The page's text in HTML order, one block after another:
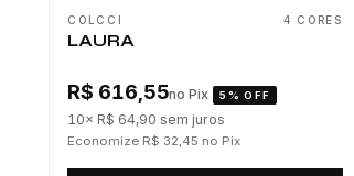
COLCCI 4 CORES
LAURA
R$ 616,55no Pix 5% OFF
10× R$ 64,90 sem juros
Economize R$ 32,45 no Pix